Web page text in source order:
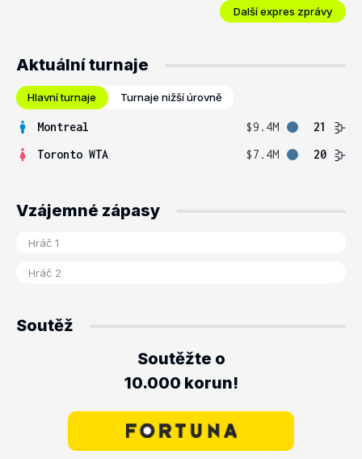
Další expres zprávy
Aktuální turnaje
Hlavní turnaje Turnaje nižší úrovně
Montreal $9.4M
21
Toronto WTA
$7.4M 20
Vzájemné zápasy
Soutěž
Soutěžte o
10.000 korun!